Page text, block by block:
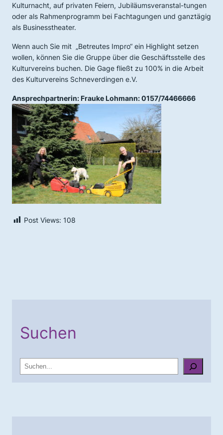
Kulturnacht, auf privaten Feiern, Jubiläumsveranstal-tungen
oder als Rahmenprogramm bei Fachtagungen und ganztägig
als Businesstheater.
Wenn auch Sie mit „Betreutes Impro“ ein Highlight setzen
wollen, können Sie die Gruppe über die Geschäftsstelle des
Kulturvereins buchen. Die Gage fließt zu 100% in die Arbeit
des Kulturvereins Schneverdingen e.V.
Ansprechpartnerin: Frauke Lohmann: 0157/74466666
Post Views: 108
Suchen
u